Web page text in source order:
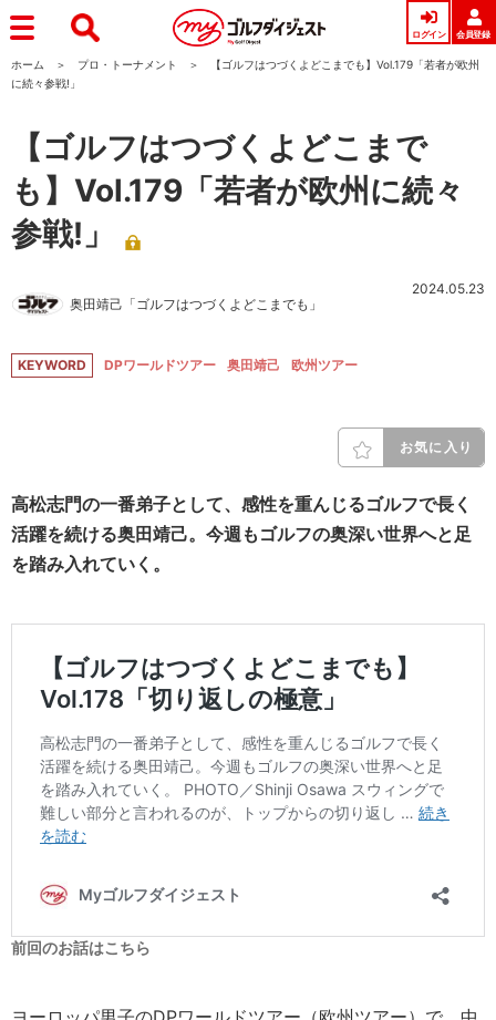
ログイン 会員登録
ホーム プロ・トーナメント
【ゴルフはつづくよどこまでも】Vol.179「若者が欧州
に続々参戦!」
【ゴルフはつづくよどこまで
も】Vol.179「若者が欧州に続々
参戦!」
奥田靖己「ゴルフはつづくよどこまでも」
2024.05.23
KEYWORD DPワールドツアー 奥田靖己 欧州ツアー
お気に入り
高松志門の一番弟子として、感性を重んじるゴルフで長く
活躍を続ける奥田靖己。今週もゴルフの奥深い世界へと足
を踏み入れていく。
前回のお話はこちら